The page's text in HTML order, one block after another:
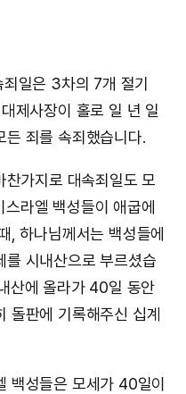
일은 3차의 7개 절기
제사장이 홀로 일 년 일
든 죄를 속죄했습니다.
가지로 대속죄일도 모
라엘 백성들이 애굽에
, 하나님께서는 백성들에
를 시내산으로 부르셨습
산에 올라가 40일 동안
돌판에 기록해주신 십계
백성들은 모세가 40일이